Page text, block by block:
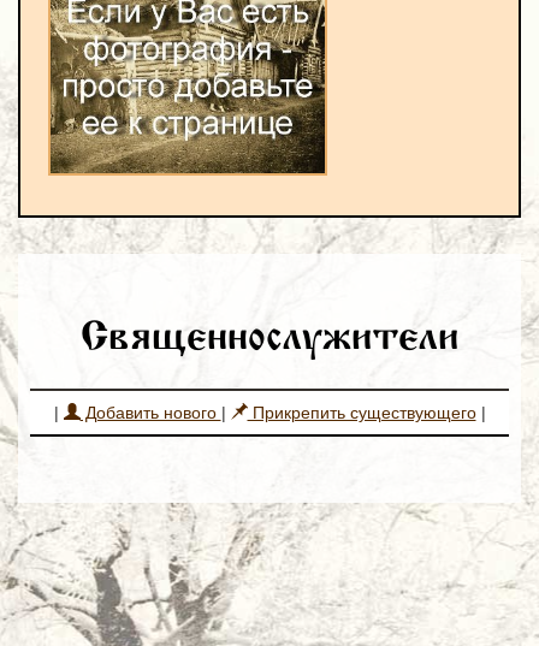
Священнослужители
| Добавить нового | Прикрепить существующего|